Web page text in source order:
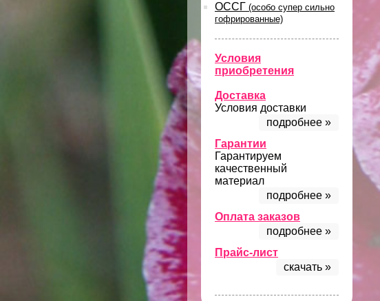
ОССГ (особо супер сильно
гофрированные)
Условия
приобретения
Доставка
Условия доставки
подробнее »
Гарантии
Гарантируем
качественный
материал
подробнее »
Оплата заказов
подробнее »
Прайс-лист
скачать »